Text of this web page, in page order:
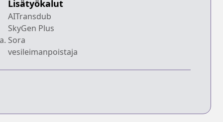
Lisätyökalut
AITransdub
SkyGen Plus
Sora
vesileimanpoistaja